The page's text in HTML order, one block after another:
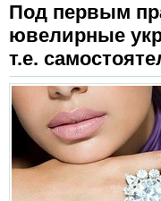
Под первым
ювелирные
т.е.